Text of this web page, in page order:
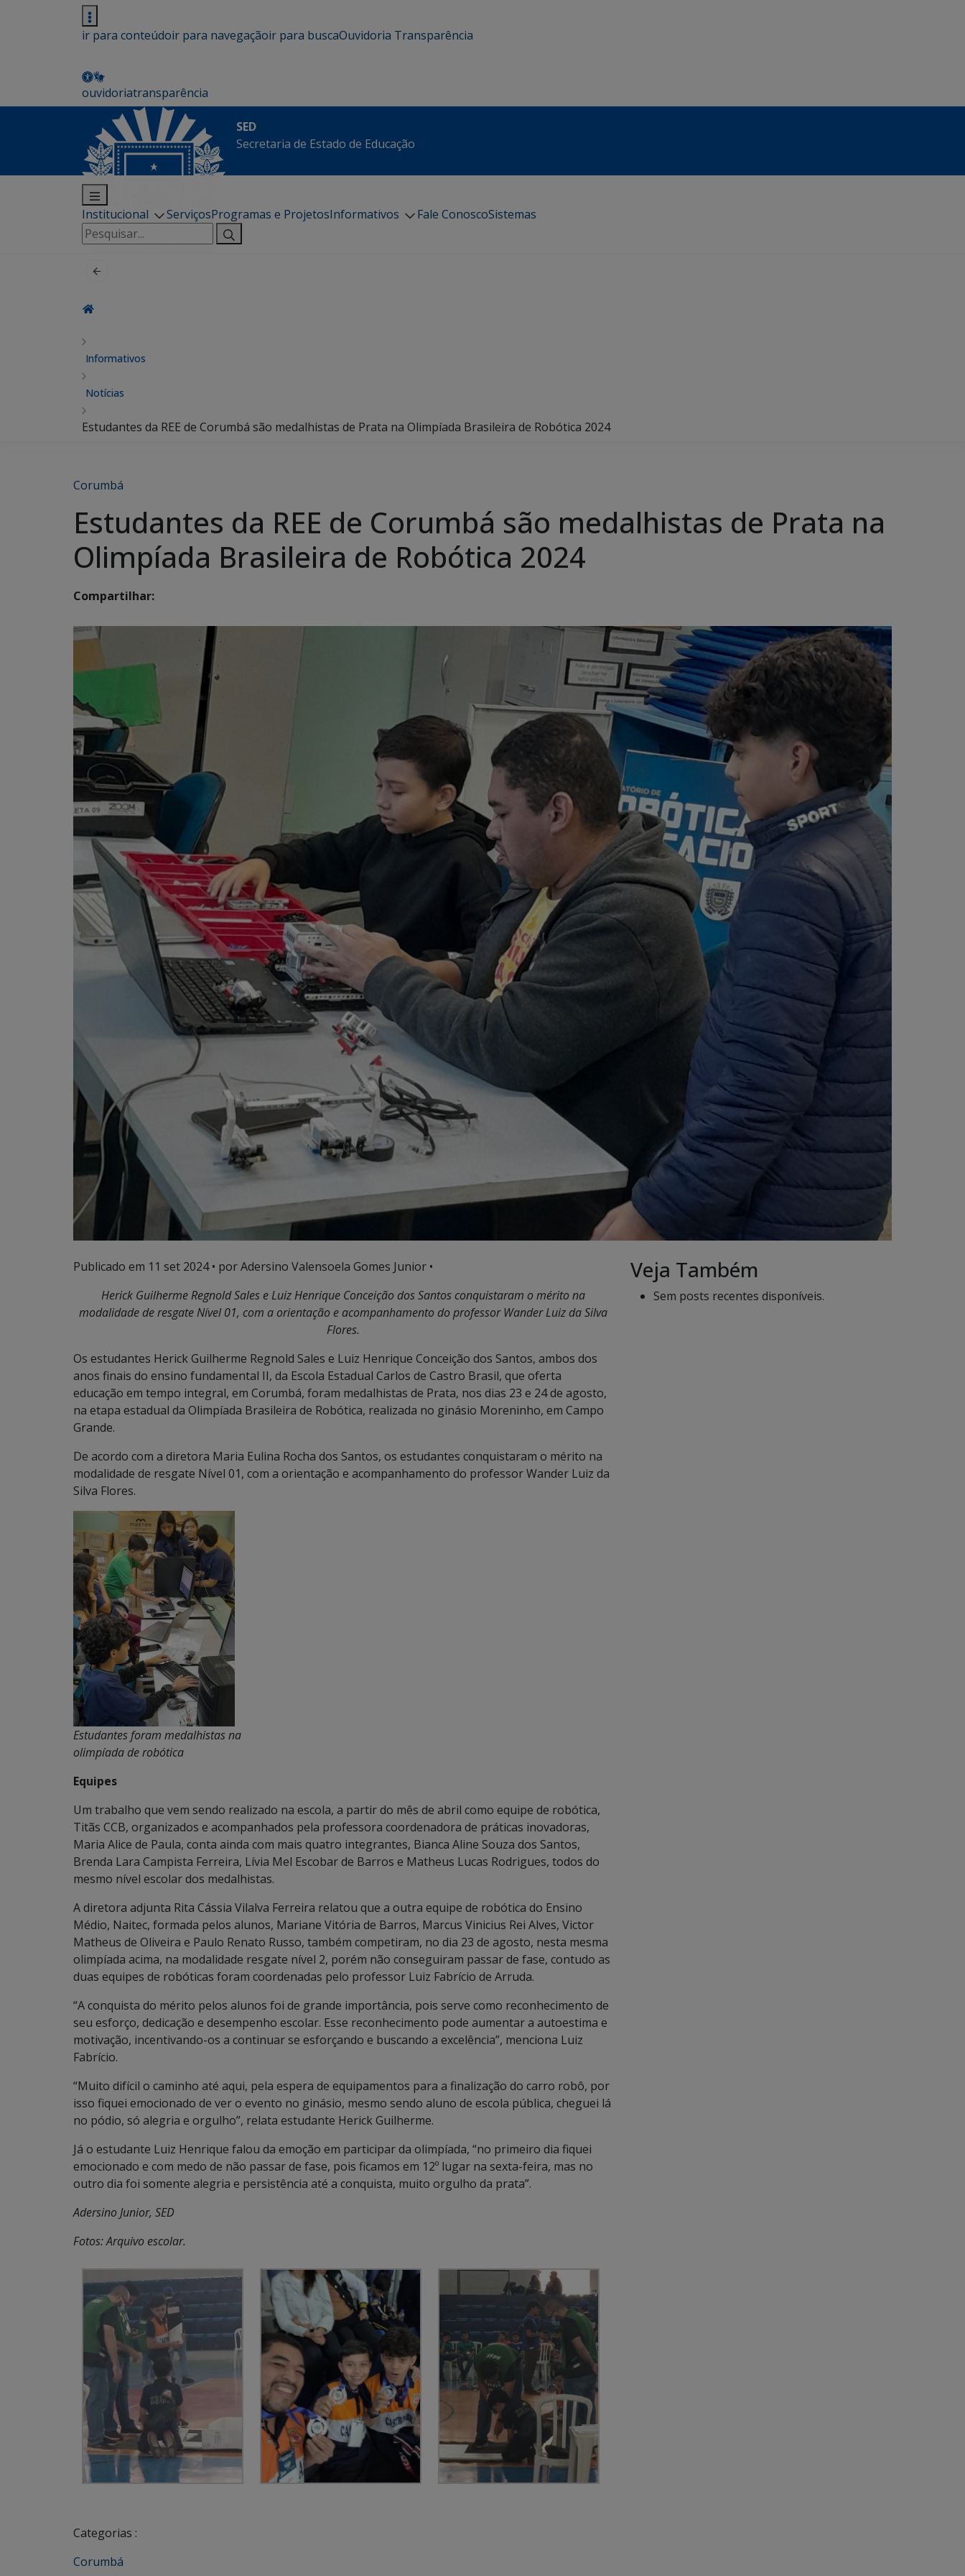
ir para conteúdoir para navegaçãoir para buscaOuvidoria Transparência
ouvidoriatransparência
SED
Secretaria de Estado de Educação
Institucional ServiçosProgramas e ProjetosInformativos Fale ConoscoSistemas
Pesquisar
por:
Informativos
Notícias
Estudantes da REE de Corumbá são medalhistas de Prata na Olimpíada Brasileira de Robótica 2024
Corumbá
Estudantes da REE de Corumbá são medalhistas de Prata na
Olimpíada Brasileira de Robótica 2024
Compartilhar:
Publicado em 11 set 2024• por Adersino Valensoela Gomes Junior •
Herick Guilherme Regnold Sales e Luiz Henrique Conceição dos Santos conquistaram o mérito na
modalidade de resgate Nível 01, com a orientação e acompanhamento do professor Wander Luiz da Silva
Flores.
Os estudantes Herick Guilherme Regnold Sales e Luiz Henrique Conceição dos Santos, ambos dos
anos finais do ensino fundamental II, da Escola Estadual Carlos de Castro Brasil, que oferta
educação em tempo integral, em Corumbá, foram medalhistas de Prata, nos dias 23 e 24 de agosto,
na etapa estadual da Olimpíada Brasileira de Robótica, realizada no ginásio Moreninho, em Campo
Grande.
De acordo com a diretora Maria Eulina Rocha dos Santos, os estudantes conquistaram o mérito na
modalidade de resgate Nível 01, com a orientação e acompanhamento do professor Wander Luiz da
Silva Flores.
Estudantes foram medalhistas na
olimpíada de robótica
Equipes
Um trabalho que vem sendo realizado na escola, a partir do mês de abril como equipe de robótica,
Titãs CCB, organizados e acompanhados pela professora coordenadora de práticas inovadoras,
Maria Alice de Paula, conta ainda com mais quatro integrantes, Bianca Aline Souza dos Santos,
Brenda Lara Campista Ferreira, Lívia Mel Escobar de Barros e Matheus Lucas Rodrigues, todos do
mesmo nível escolar dos medalhistas.
A diretora adjunta Rita Cássia Vilalva Ferreira relatou que a outra equipe de robótica do Ensino
Médio, Naitec, formada pelos alunos, Mariane Vitória de Barros, Marcus Vinicius Rei Alves, Victor
Matheus de Oliveira e Paulo Renato Russo, também competiram, no dia 23 de agosto, nesta mesma
olimpíada acima, na modalidade resgate nível 2, porém não conseguiram passar de fase, contudo as
duas equipes de robóticas foram coordenadas pelo professor Luiz Fabrício de Arruda.
“A conquista do mérito pelos alunos foi de grande importância, pois serve como reconhecimento de
seu esforço, dedicação e desempenho escolar. Esse reconhecimento pode aumentar a autoestima e
motivação, incentivando-os a continuar se esforçando e buscando a excelência”, menciona Luiz
Fabrício.
“Muito difícil o caminho até aqui, pela espera de equipamentos para a finalização do carro robô, por
isso fiquei emocionado de ver o evento no ginásio, mesmo sendo aluno de escola pública, cheguei lá
no pódio, só alegria e orgulho”, relata estudante Herick Guilherme.
Já o estudante Luiz Henrique falou da emoção em participar da olimpíada, “no primeiro dia fiquei
emocionado e com medo de não passar de fase, pois ficamos em 12º lugar na sexta-feira, mas no
outro dia foi somente alegria e persistência até a conquista, muito orgulho da prata”.
Adersino Junior, SED
Fotos: Arquivo escolar.
Categorias :
Corumbá
Veja Também
Sem posts recentes disponíveis.